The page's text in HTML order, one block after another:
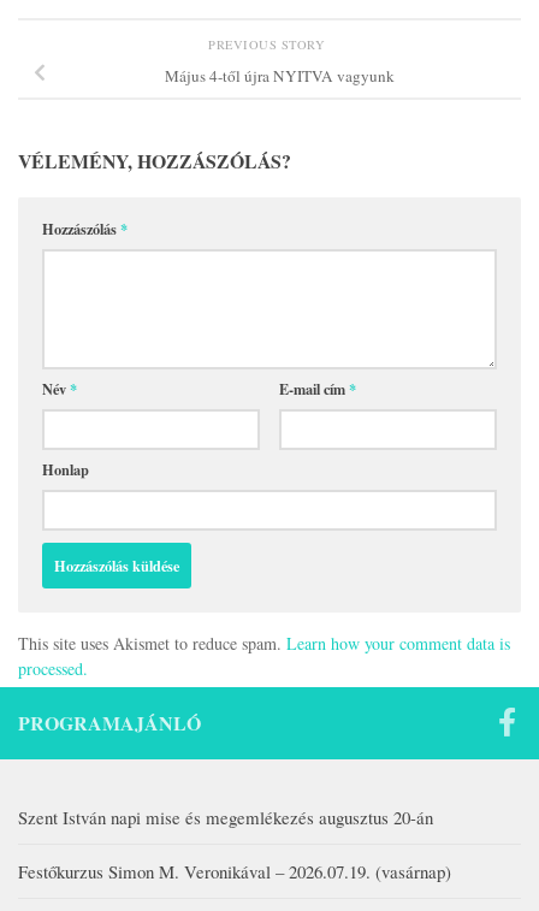
PREVIOUS STORY
Május 4-től újra NYITVA vagyunk
VÉLEMÉNY, HOZZÁSZÓLÁS?
Hozzászólás*
Név* E-mail cím*
Honlap
This site uses Akismet to reduce spam. Learn how your comment data is
processed.
PROGRAMAJÁNLÓ
Szent István napi mise és megemlékezés augusztus 20-án
Festőkurzus Simon M. Veronikával – 2026.07.19. (vasárnap)